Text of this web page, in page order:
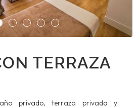
TERRAZA
privado, terraza privada y